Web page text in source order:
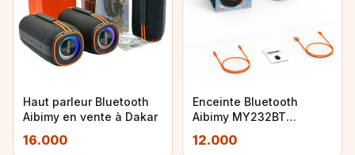
Haut parleur Bluetooth
Aibimy en vente à Dakar
16.000
Enceinte Bluetooth
Aibimy MY232BT
12.000